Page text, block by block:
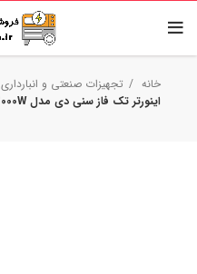
خانه تجهیزات صنعتی و انبارداری
اینورتر تک فاز سنی دی مدل MRSD-2000W ظرفیت 2000 وات